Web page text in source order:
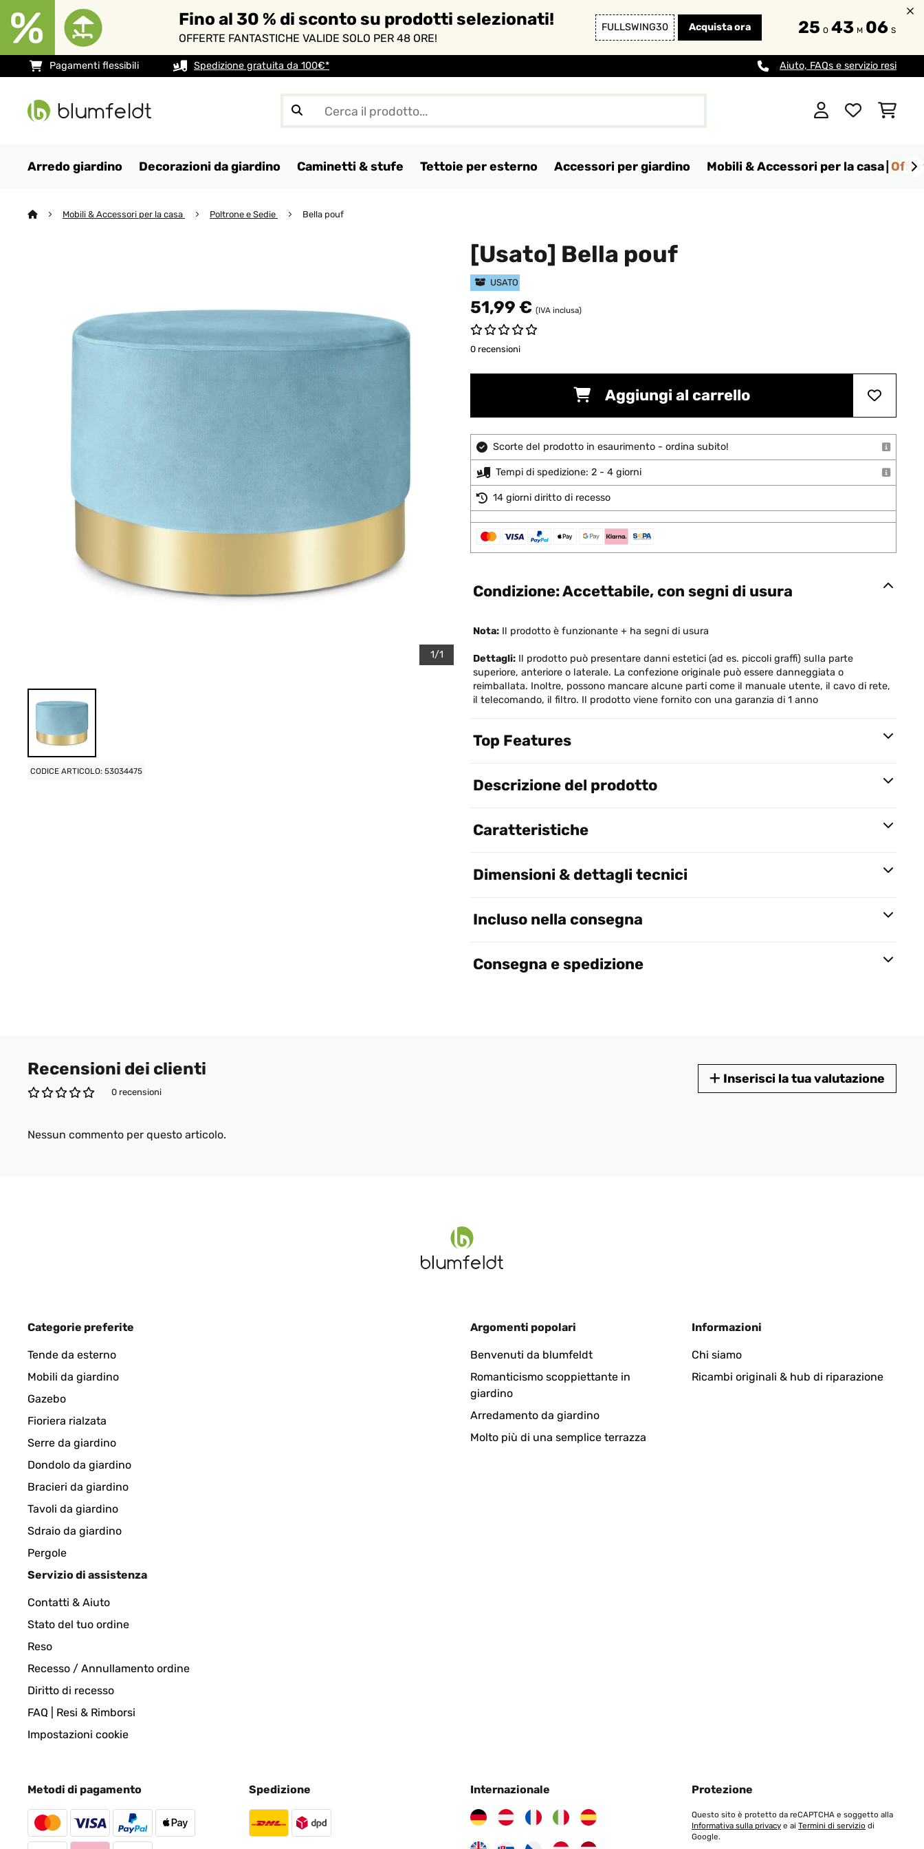
Fino al 30 % di sconto su prodotti selezionati!
OFFERTE FANTASTICHE VALIDE SOLO PER 48 ORE!
FULLSWING30 Acquista ora 25 O 43 M 05 S
Pagamenti flessibili Spedizione gratuita da 100€* Aiuto, FAQs e servizio resi
Arredo giardino Decorazioni da giardino Caminetti & stufe Tettoie per esterno Accessori per giardino Mobili & Accessori per la casa
Mobili & Accessori per la casa Poltrone e Sedie Bella pouf
1/1
CODICE ARTICOLO: 53034475
[Usato] Bella pouf
USATO
51,99 € (IVA inclusa)
0 recensioni
Aggiungi al carrello
Scorte del prodotto in esaurimento - ordina subito!
Tempi di spedizione: 2 - 4 giorni
14 giorni diritto di recesso
Condizione: Accettabile, con segni di usura
Nota: Il prodotto è funzionante + ha segni di usura
Dettagli: Il prodotto può presentare danni estetici (ad es. piccoli graffi) sulla parte
superiore, anteriore o laterale. La confezione originale può essere danneggiata o
reimballata. Inoltre, possono mancare alcune parti come il manuale utente, il cavo di rete,
il telecomando, il filtro. Il prodotto viene fornito con una garanzia di 1 anno
Top Features
Descrizione del prodotto
Caratteristiche
Dimensioni & dettagli tecnici
Incluso nella consegna
Consegna e spedizione
Recensioni dei clienti
0 recensioni
Inserisci la tua valutazione
Nessun commento per questo articolo.
Categorie preferite
Tende da esterno
Mobili da giardino
Gazebo
Fioriera rialzata
Serre da giardino
Dondolo da giardino
Bracieri da giardino
Tavoli da giardino
Sdraio da giardino
Pergole
Argomenti popolari
Benvenuti da blumfeldt
Romanticismo scoppiettante in
giardino
Arredamento da giardino
Molto più di una semplice terrazza
Informazioni
Chi siamo
Ricambi originali & hub di riparazione
Servizio di assistenza
Contatti & Aiuto
Stato del tuo ordine
Reso
Recesso / Annullamento ordine
Diritto di recesso
FAQ | Resi & Rimborsi
Impostazioni cookie
Metodi di pagamento Spedizione Internazionale Protezione
Questo sito è protetto da reCAPTCHA e soggetto alla
Informativa sulla privacy e ai Termini di servizio di
Google.